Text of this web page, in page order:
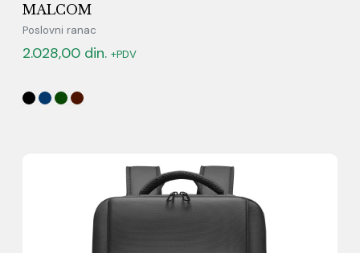
MALCOM
Poslovni ranac
2.028,00 din. +PDV